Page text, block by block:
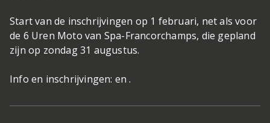
Start van de inschrijvingen op 1 februari, net als voor
de 6 Uren Moto van Spa-Francorchamps, die gepland
zijn op zondag 31 augustus.
Info en inschrijvingen: en .